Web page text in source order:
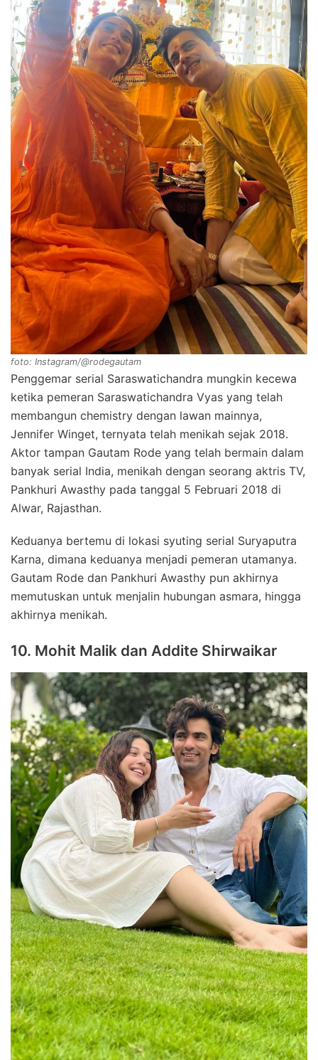
foto: Instagram/@rodegautam
Penggemar serial Saraswatichandra mungkin kecewa
ketika pemeran Saraswatichandra Vyas yang telah
membangun chemistry dengan lawan mainnya,
Jennifer Winget, ternyata telah menikah sejak 2018.
Aktor tampan Gautam Rode yang telah bermain dalam
banyak serial India, menikah dengan seorang aktris TV,
Pankhuri Awasthy pada tanggal 5 Februari 2018 di
Alwar, Rajasthan.
Keduanya bertemu di lokasi syuting serial Suryaputra
Karna, dimana keduanya menjadi pemeran utamanya.
Gautam Rode dan Pankhuri Awasthy pun akhirnya
memutuskan untuk menjalin hubungan asmara, hingga
akhirnya menikah.
10. Mohit Malik dan Addite Shirwaikar